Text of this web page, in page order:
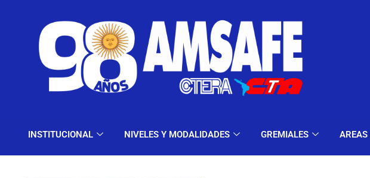
INSTITUCIONAL NIVELES Y MODALIDADES GREMIALES
INSTITUCIONAL NIVELES Y MODALIDADES